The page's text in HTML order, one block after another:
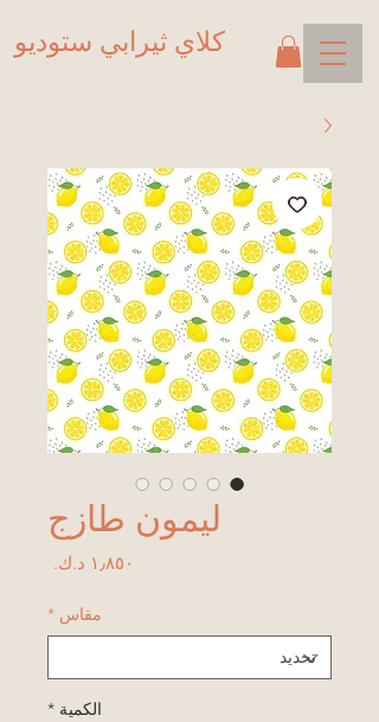
كلاي ثيرابي ستوديو
ليمون طازج
مقاس *
الكمية *